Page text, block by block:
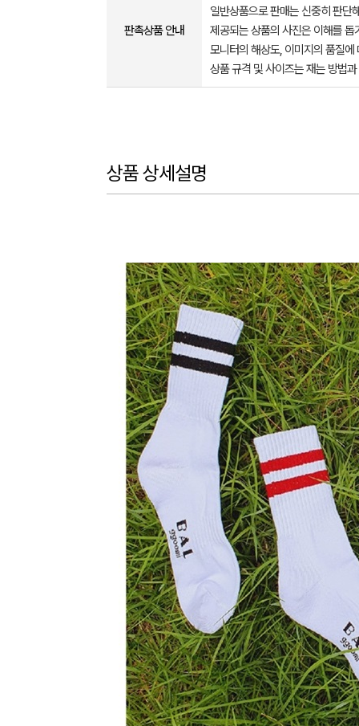
판촉상품 안내
일반상품으로 판매는 신중히 판단
제공되는 상품의 사진은 이해를
모니터의 해상도, 이미지의 품질
상품 규격 및 사이즈는 재는 방법
상품 상세설명